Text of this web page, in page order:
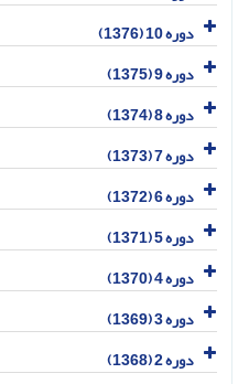
دوره 10 (1376)
دوره 9 (1375)
دوره 8 (1374)
دوره 7 (1373)
دوره 6 (1372)
دوره 5 (1371)
دوره 4 (1370)
دوره 3 (1369)
دوره 2 (1368)